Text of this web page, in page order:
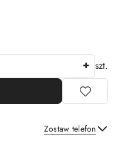
szt.
Zostaw telefon